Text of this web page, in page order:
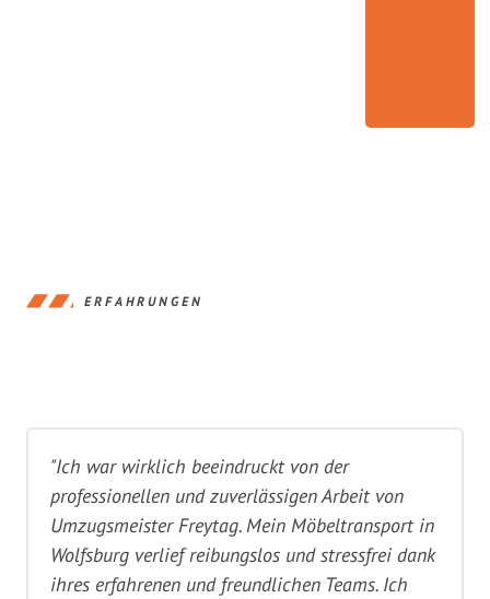
ERFAHRUNGEN
"Ich war wirklich beeindruckt von der
professionellen und zuverlässigen Arbeit von
Umzugsmeister Freytag. Mein Möbeltransport in
Wolfsburg verlief reibungslos und stressfrei dank
ihres erfahrenen und freundlichen Teams. Ich